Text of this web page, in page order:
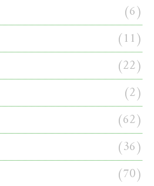
(6)
(11)
(22)
(2)
(62)
(36)
(70)